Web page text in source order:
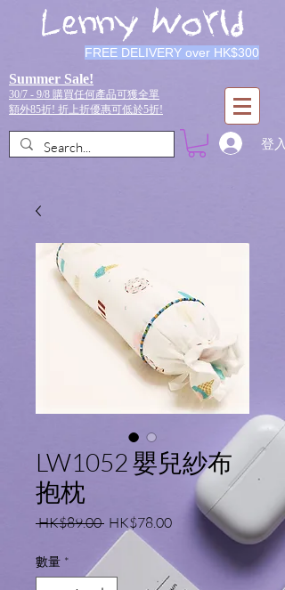
Lenny World
FREE DELIVERY over HK$300
Summer Sale!
30/7 - 9/8 購買任何產品可獲全單
額外85折! 折上折優惠可低於5折!
登入
LW1052 嬰兒紗布
抱枕
HK$89.00 一
般
價
格
HK$78.00促
價
格
數量 *